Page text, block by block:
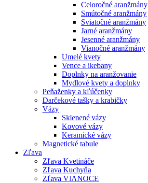
Celoročné aranžmány
Smútočné aranžmány
Sviatočné aranžmány
Jarné aranžmány
Jesenné aranžmány
Vianočné aranžmány
Umelé kvety
Vence a ikebany
Doplnky na aranžovanie
Mydlové kvety a doplnky
Peňaženky a kľúčenky
Darčekové tašky a krabičky
Vázy
Sklenené vázy
Kovové vázy
Keramické vázy
Magnetické tabule
Zľava
Zľava Kvetináče
Zľava Kuchyňa
Zľava VIANOCE